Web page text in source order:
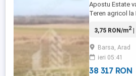
Apostu Estate
Teren agricol la
ha) Dimensiuni:
extravilan, in
pretabil pentru
fost lucrat de
3,75 RON/m2|
Barsa, Arad
ieri 05:41
38 317 RON